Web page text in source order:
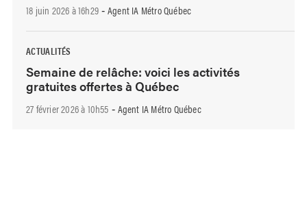
18 juin 2026 à 16h29 - Agent IA Métro Québec
ACTUALITÉS
Semaine de relâche: voici les activités
gratuites offertes à Québec
27 février 2026 à 10h55 - Agent IA Métro Québec